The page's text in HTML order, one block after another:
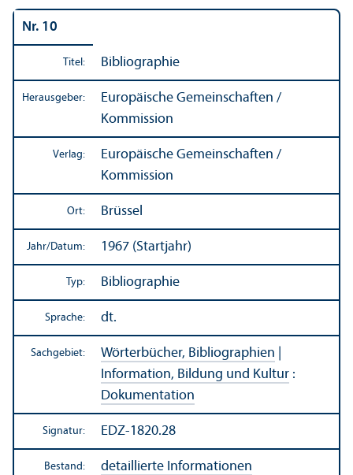
Nr. 10
Titel: Bibliographie
Herausgeber:
Europäische Gemeinschaften /
Kommission
Verlag:
Europäische Gemeinschaften /
Kommission
Ort: Brüssel
Jahr/Datum: 1967 (Startjahr)
Typ: Bibliographie
Sprache: dt.
Sachgebiet: Wörterbücher, Bibliographien
Information, Bildung und Kultur :
Dokumentation
Signatur: EDZ-1820.28
Bestand: detaillierte Informationen